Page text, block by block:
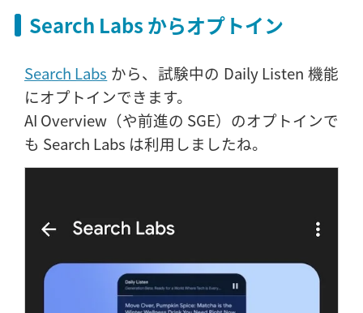
Search Labs からオプトイン
Search Labs から、試験中の Daily Listen 機能
にオプトインできます。
AI Overview（や前進の SGE）のオプトインで
も Search Labs は利用しましたね。